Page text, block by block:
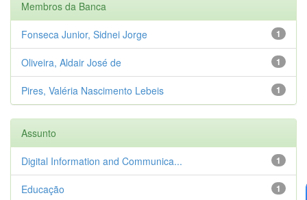
Membros da Banca
1
Fonseca Junior, Sidnei Jorge
1
Oliveira, Aldair José de
1
Pires, Valéria Nascimento Lebeis
Assunto
1
Digital Information and Communica...
1
Educação